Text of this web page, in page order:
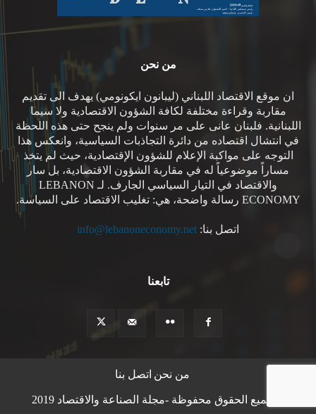
من نحن
ان موقع الاقتصاد اللبناني (ليبانون ايكونومي) يهدف الى تقديم
مقاربة وقراءة مختلفة لكافة الشؤون الاقتصادية ولا سيما
اللبنانية. فلبنان عانى على مر سنوات ولم ينجح حتى هذه اللحظة
في انتشال اقتصاده من دائرة التجاذبات السياسية، وانعكس هذا
التوجه على مواكبة الإعلام للشؤون الإقتصادية، حيث لم يتخذ
مساراً موضوعياً له في مقاربة الشؤون الاقتصادية، بل سار
والاقتصاد في التيار السياسي الجارف. لـ LEBANON
ECONOMY رسالة واضحة، هي: تغليب الاقتصاد على السياسة.
اتصل بنا: info@lebanoneconomy.net
تابعنا
من نحن اتصل بنا
© جميع الحقوق محفوظة -مجلة الصناعة والاقتصاد 2019